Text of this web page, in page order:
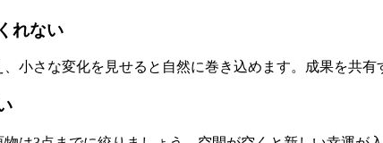
れない
小さな変化を見せると自然に巻き込めます。成果を共有